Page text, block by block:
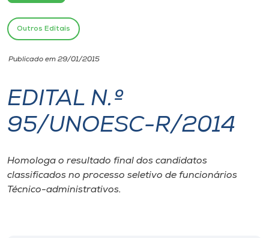
Portal de Ensino
Unoesc
Internacionalização
I.nova
Diplomados
Outros Editais
Publicado em 29/01/2015
EDITAL N.º
95/UNOESC-R/2014
Homologa o resultado final dos candidatos
classificados no processo seletivo de funcionários
Técnico-administrativos.